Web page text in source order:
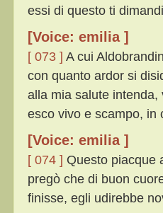
essi di questo ti
[Voice: emilia ]
[ 073 ] A cui
con quanto ardor si
alla mia salute
esco vivo e scampo, in
[Voice: emilia ]
[ 074 ] Questo piacque
pregò che di buon
finisse, egli udirebbe